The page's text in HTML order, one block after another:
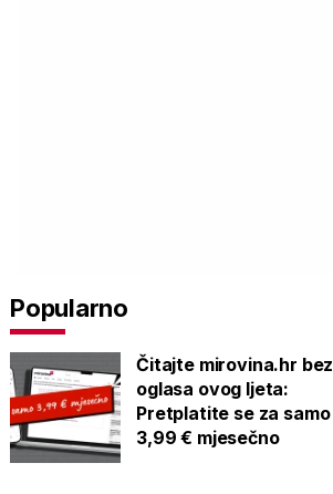
Popularno
Čitajte mirovina.hr bez
oglasa ovog ljeta:
Pretplatite se za samo
3,99 € mjesečno